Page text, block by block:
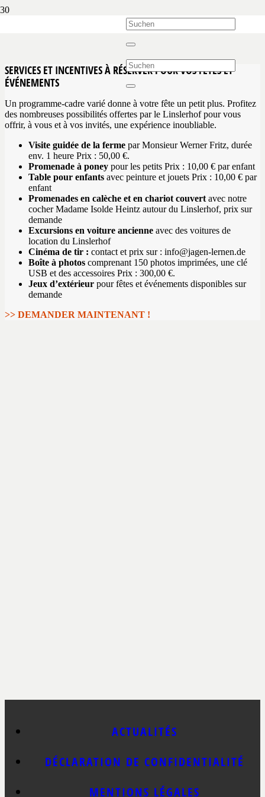
SERVICES ET INCENTIVESÀ RÉSERVERPOUR VOS FÊTES ET
ÉVÉNEMENTS
Un programme-cadre varié donne à votre fête un petit plus. Profitez
des nombreuses possibilités offertes par le Linslerhof pour vous
offrir, à vous et à vos invités, une expérience inoubliable.
Visite guidée de la ferme par Monsieur Werner Fritz, durée
env. 1 heure Prix : 50,00 €.
Promenade à poney pour les petits Prix : 10,00 € par enfant
Table pour enfants avec peinture et jouets Prix : 10,00 € par
enfant
Promenades en calèche et en chariot couvert avec notre
cocher Madame Isolde Heintz autour du Linslerhof, prix sur
demande
Excursions en voiture ancienne avec des voitures de
location du Linslerhof
Cinéma de tir : contact et prix sur : info@jagen-lernen.de
Boîte à photos comprenant 150 photos imprimées, une clé
USB et des accessoires Prix : 300,00 €.
Jeux d’extérieur pour fêtes et événements disponibles sur
demande
>> DEMANDER MAINTENANT !
ACTUALITÉS
DÉCLARATION DE CONFIDENTIALITÉ
MENTIONS LÉGALES